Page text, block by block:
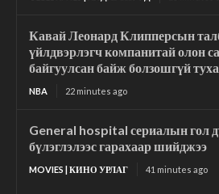
Кавай Леонард Клипперсын
үйлдвэрлэгч компанитай олон
байгуулсан байж болзошгүй
NBA 22 minutes ago
General hospital сериалын гол
бүлэглэлээс гарахаар шийджээ
MOVIES | КИНО УРЛАГ 41 minutes ago